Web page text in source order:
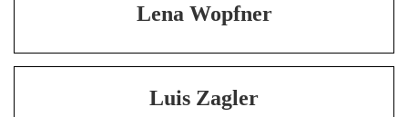
Lena Wopfner
Luis Zagler